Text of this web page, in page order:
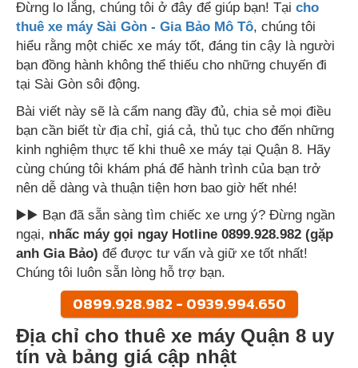
Đừng lo lắng, chúng tôi ở đây để giúp bạn! Tại cho
thuê xe máy Sài Gòn - Gia Bảo Mô Tô, chúng tôi
hiểu rằng một chiếc xe máy tốt, đáng tin cậy là người
bạn đồng hành không thể thiếu cho những chuyến đi
tại Sài Gòn sôi động.
Bài viết này sẽ là cẩm nang đầy đủ, chia sẻ mọi điều
bạn cần biết từ địa chỉ, giá cả, thủ tục cho đến những
kinh nghiệm thực tế khi thuê xe máy tại Quận 8. Hãy
cùng chúng tôi khám phá để hành trình của bạn trở
nên dễ dàng và thuận tiện hơn bao giờ hết nhé!
▶️▶️ Bạn đã sẵn sàng tìm chiếc xe ưng ý? Đừng ngần
ngại, nhấc máy gọi ngay Hotline 0899.928.982 (gặp
anh Gia Bảo) để được tư vấn và giữ xe tốt nhất!
Chúng tôi luôn sẵn lòng hỗ trợ bạn.
0899.928.982 - 0939.994.650
Địa chỉ cho thuê xe máy Quận 8 uy
tín và bảng giá cập nhật